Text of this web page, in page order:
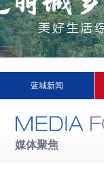
蓝城新闻
媒体聚焦